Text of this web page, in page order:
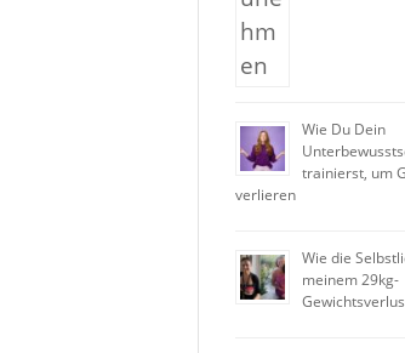
Wie Du Dein
trainierst, um
verlieren
Wie die
meinem 29kg-